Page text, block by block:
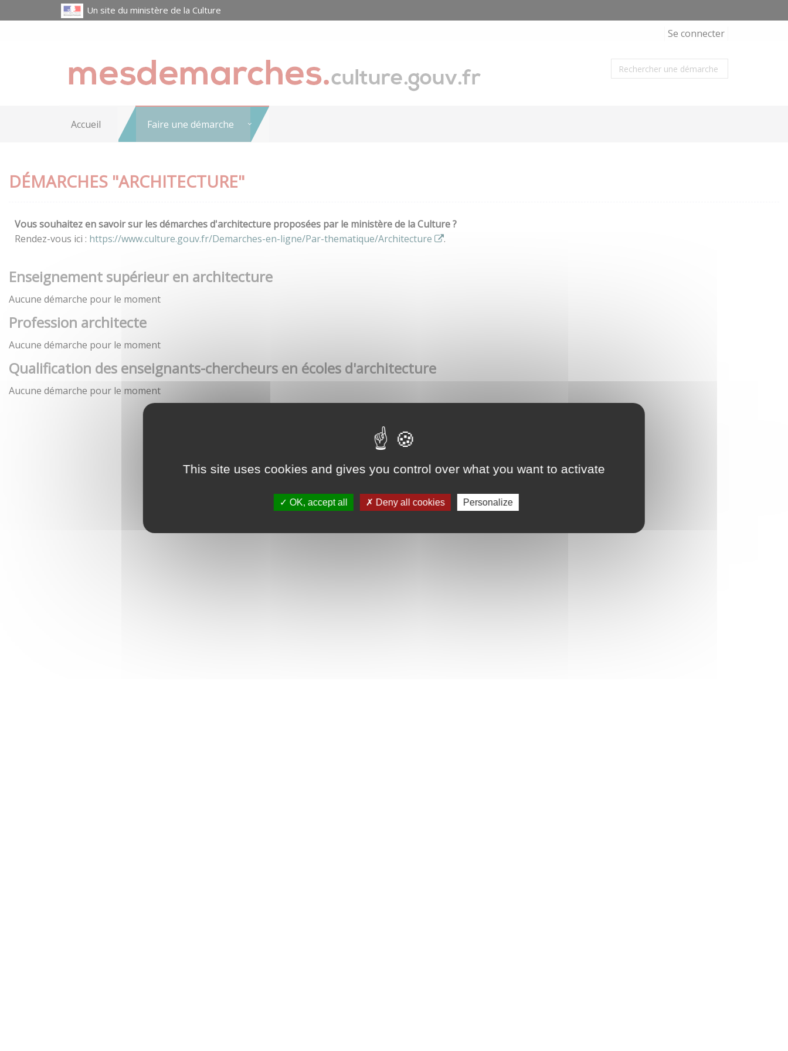
This site uses cookies and gives you control over what you want to activate
OK, accept all Deny all cookies Personalize
Un site du ministère de la Culture
Se connecter
Accueil Faire une démarche
DÉMARCHES "ARCHITECTURE"
Vous souhaitez en savoir sur les démarches d'architecture proposées par le ministère de la Culture ?
Rendez-vous ici : https://www.culture.gouv.fr/Demarches-en-ligne/Par-thematique/Architecture .
Enseignement supérieur en architecture
Aucune démarche pour le moment
Profession architecte
Aucune démarche pour le moment
Qualification des enseignants-chercheurs en écoles d'architecture
Aucune démarche pour le moment